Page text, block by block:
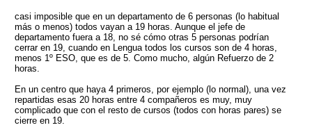
casi imposible que en un departamento de 6 personas (lo habitual
más o menos) todos vayan a 19 horas. Aunque el jefe de
departamento fuera a 18, no sé cómo otras 5 personas podrían
cerrar en 19, cuando en Lengua todos los cursos son de 4 horas,
menos 1º ESO, que es de 5. Como mucho, algún Refuerzo de 2
horas.
En un centro que haya 4 primeros, por ejemplo (lo normal), una vez
repartidas esas 20 horas entre 4 compañeros es muy, muy
complicado que con el resto de cursos (todos con horas pares) se
cierre en 19.